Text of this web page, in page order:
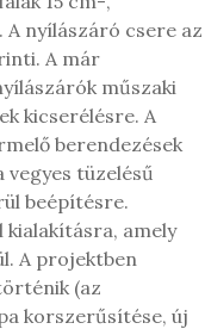
A nyílászáró csere az
A már
műszaki
kicserélésre. A
berendezések
tüzelésű
beépítésre.
amely
A projektben
(az
korszerűsítése, új